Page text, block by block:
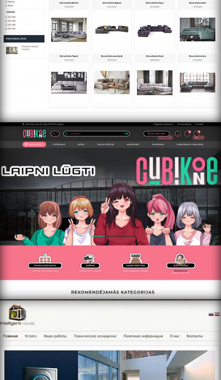
https://cubikone.lv/home/ru/
https://www.gudramaja.com